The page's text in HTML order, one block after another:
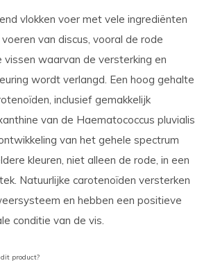
vlokken voer met vele ingrediënten
van discus, vooral de rode
waarvan de versterking en
wordt verlangd. Een hoog gehalte
inclusief gemakkelijk
van de Haematococcus pluvialis
van het gehele spectrum
kleuren, niet alleen de rode, in een
Natuurlijke carotenoïden versterken
en hebben een positieve
conditie van de vis.